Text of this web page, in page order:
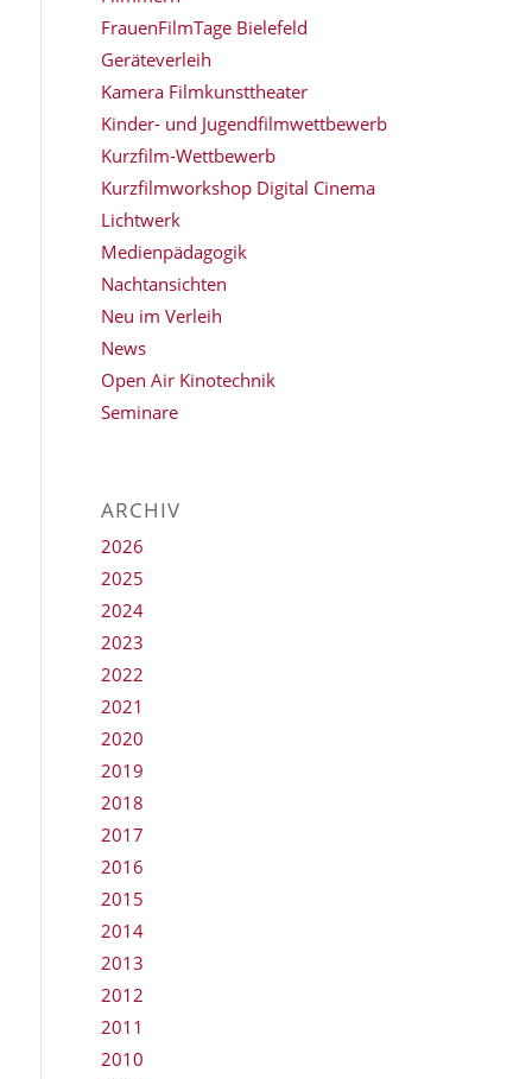
FrauenFilmTage Bielefeld
Geräteverleih
Kamera Filmkunsttheater
Kinder- und Jugendfilmwettbewerb
Kurzfilm-Wettbewerb
Kurzfilmworkshop Digital Cinema
Lichtwerk
Medienpädagogik
Nachtansichten
Neu im Verleih
News
Open Air Kinotechnik
Seminare
ARCHIV
2026
2025
2024
2023
2022
2021
2020
2019
2018
2017
2016
2015
2014
2013
2012
2011
2010